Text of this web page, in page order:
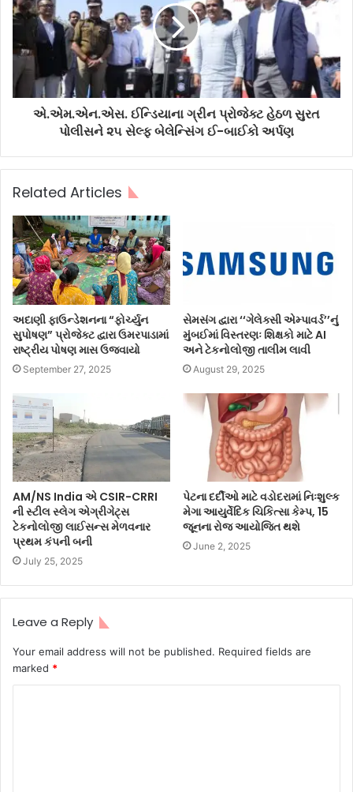
એ.એમ.એન.એસ. ઈન્ડિયાના ગ્રીન પ્રોજેક્ટ હેઠળ સુરત
પોલીસને ૨૫ સેલ્ફ બેલેન્સિંગ ઈ-બાઈકો અર્પણ
Related Articles
અદાણી ફાઉન્ડેશનના “ફોર્ચ્યુન
સુપોષણ” પ્રોજેક્ટ દ્વારા ઉમરપાડામાં
રાષ્ટ્રીય પોષણ માસ ઉજવાયો
September 27, 2025
સેમસંગ દ્વારા ‘‘ગેલેક્સી એમ્પાવર્ડ’’નું
મુંબઈમાં વિસ્તરણઃ શિક્ષકો માટે AI
અને ટેકનોલોજી તાલીમ લાવી
August 29, 2025
AM/NS India એ CSIR-CRRI
ની સ્ટીલ સ્લેગ એગ્રીગેટ્સ
ટેકનોલોજી લાઈસન્સ મેળવનાર
પ્રથમ કંપની બની
July 25, 2025
પેટના દર્દીઓ માટે વડોદરામાં નિઃશુલ્ક
મેગા આયુર્વેદિક ચિકિત્સા કેમ્પ, 15
જૂનના રોજ આયોજિત થશે
June 2, 2025
Leave a Reply
Your email address will not be published. Required fields are
marked *